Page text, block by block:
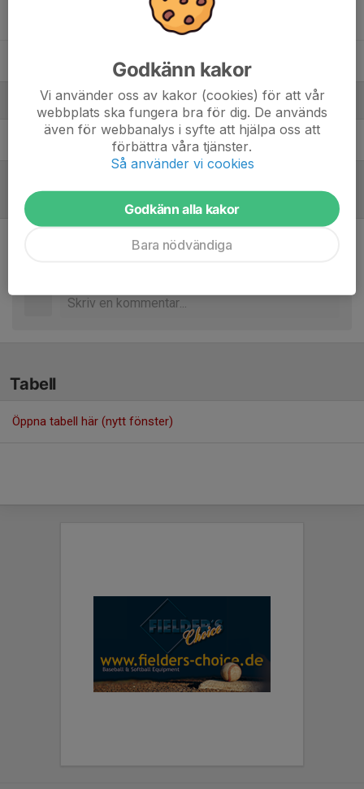
Tomas Andersson
Ledare
Oskar Vejkdal ThorsbergTränare
Referat
Inget referat skrivet
Tabell
Öppna tabell här (nytt fönster)
Godkänn kakor
Vi använder oss av kakor (cookies) för att vår
webbplats ska fungera bra för dig. De används
även för webbanalys i syfte att hjälpa oss att
förbättra våra tjänster.
Så använder vi cookies
Godkänn alla kakor
Bara nödvändiga